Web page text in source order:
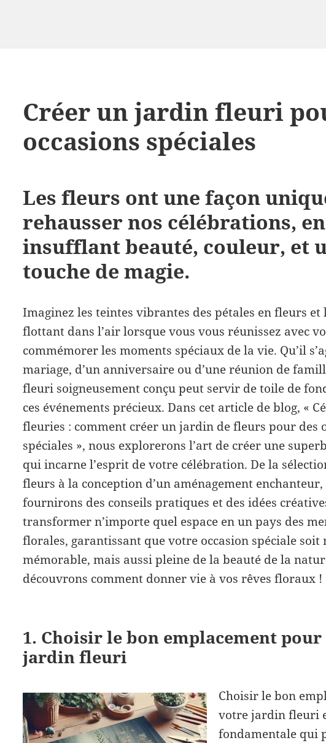
Créer un jardin fleuri
occasions spéciales
Les fleurs ont une façon
rehausser nos célébrations,
insufflant beauté, couleur, et
touche de magie.
Imaginez les teintes vibrantes des pétales en fleurs
flottant dans l’air lorsque vous vous réunissez avec
commémorer les moments spéciaux de la vie. Qu’il
mariage, d’un anniversaire ou d’une réunion de
fleuri soigneusement conçu peut servir de toile de
ces événements précieux. Dans cet article de blog, «
fleuries : comment créer un jardin de fleurs pour des
spéciales », nous explorerons l’art de créer une
qui incarne l’esprit de votre célébration. De la
fleurs à la conception d’un aménagement
fournirons des conseils pratiques et des idées
transformer n’importe quel espace en un pays des
florales, garantissant que votre occasion spéciale soit
mémorable, mais aussi pleine de la beauté de la
découvrons comment donner vie à vos rêves floraux !
1. Choisir le bon emplacement
jardin fleuri
Choisir le bon
votre jardin fleuri
fondamentale qui